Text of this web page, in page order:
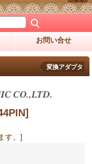
お問い合せ
変換アダプタ
す。]